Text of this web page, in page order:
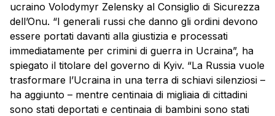
ucraino Volodymyr Zelensky al Consiglio di Sicurezza
dell’Onu. “I generali russi che danno gli ordini devono
essere portati davanti alla giustizia e processati
immediatamente per crimini di guerra in Ucraina”, ha
spiegato il titolare del governo di Kyiv. “La Russia vuole
trasformare l’Ucraina in una terra di schiavi silenziosi –
ha aggiunto – mentre centinaia di migliaia di cittadini
sono stati deportati e centinaia di bambini sono stati